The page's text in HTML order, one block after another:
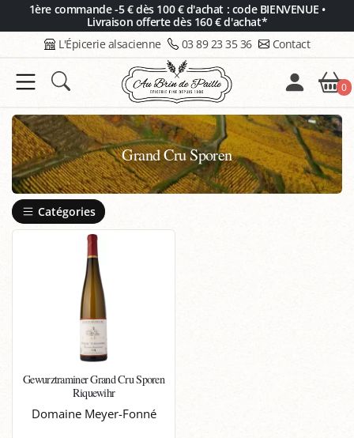
1ère commande -5 € dès 100 € d'achat : code BIENVENUE •
Livraison offerte dès 160 € d'achat*
L'Épicerie alsacienne 03 89 23 35 36 Contact
0
Grand Cru Sporen
Catégories
Gewurztraminer Grand Cru Sporen
Riquewihr
Domaine Meyer-Fonné
Panneau de gestion des cookies